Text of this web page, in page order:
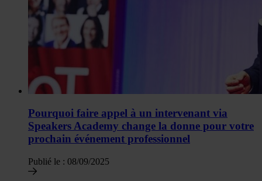
Pourquoi faire appel à un intervenant via
Speakers Academy change la donne pour votre
prochain événement professionnel
Publié le : 08/09/2025